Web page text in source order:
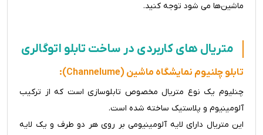
ماشین‌ها می شود توجه کنید.
متریال های کاربردی در ساخت تابلو اتوگالری
تابلو چلنیوم نمایشگاه ماشین (Channelume):
چنلیوم یک نوع متریال مخصوص تابلوسازی است که از ترکیب
آلومینیوم و پلاستیک ساخته شده است.
این متریال دارای لایه آلومینیومی بر روی هر دو طرف و یک لایه